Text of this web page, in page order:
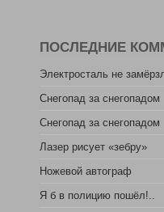
ПОСЛЕДНИЕ
Электросталь не
Снегопад за снегопадом
Снегопад за снегопадом
Лазер рисует «зебру»
Ножевой автограф
Я б в полицию пошёл!..